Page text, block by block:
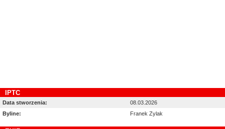
IPTC
Data stworzenia:
08.03.2026
Byline:
Franek Zylak